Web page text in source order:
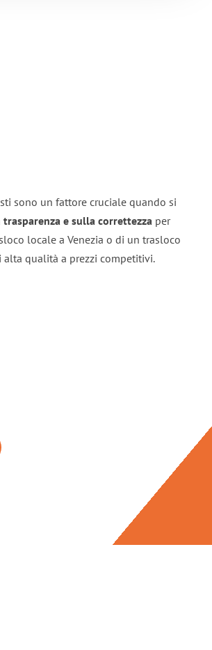
sono un fattore cruciale quando si
trasparenza e sulla correttezza per
locale a Venezia o di un trasloco
qualità a prezzi competitivi.